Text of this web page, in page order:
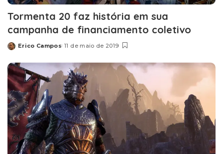
Tormenta 20 faz história em sua
campanha de financiamento coletivo
Posted
Erico Campos 11 de maio de 2019